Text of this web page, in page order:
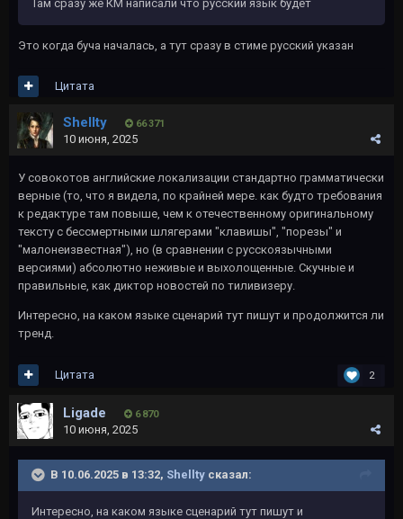
Там сразу же КМ написали что русский язык будет
Это когда буча началась, а тут сразу в стиме русский указан
Цитата
Shellty 66 371
10 июня, 2025
У совокотов английские локализации стандартно грамматически
верные (то, что я видела, по крайней мере. как будто требования
к редактуре там повыше, чем к отечественному оригинальному
тексту с бессмертными шлягерами "клавишы", "порезы" и
"малонеизвестная"), но (в сравнении с русскоязычными
версиями) абсолютно неживые и выхолощенные. Скучные и
правильные, как диктор новостей по тиливизеру.
Интересно, на каком языке сценарий тут пишут и продолжится ли
тренд.
2
Цитата
Ligade 6 870
10 июня, 2025
В 10.06.2025 в 13:32, Shellty сказал:
Интересно, на каком языке сценарий тут пишут и